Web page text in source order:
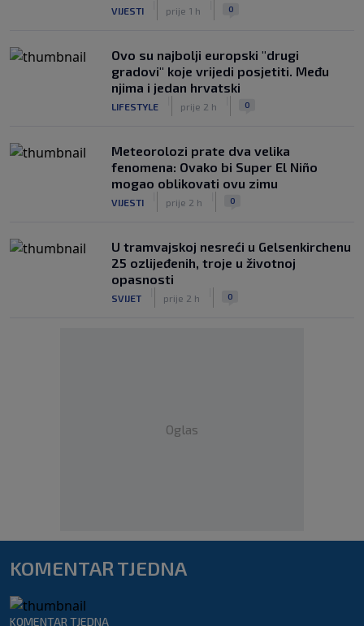
VIJESTI prije 1 h 0
Ovo su najbolji europski "drugi
gradovi" koje vrijedi posjetiti. Među
njima i jedan hrvatski
LIFESTYLE prije 2 h 0
Meteorolozi prate dva velika
fenomena: Ovako bi Super El Niño
mogao oblikovati ovu zimu
VIJESTI prije 2 h 0
U tramvajskoj nesreći u Gelsenkirchenu
25 ozlijeđenih, troje u životnoj
opasnosti
SVIJET prije 2 h 0
Oglas
KOMENTAR TJEDNA
KOMENTAR TJEDNA